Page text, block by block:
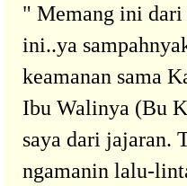
" Memang ini dari
ini..ya
keamanan sama
Ibu Walinya (Bu
saya dari jajaran.
ngamanin lalu-